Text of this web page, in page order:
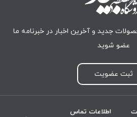
جدید و آخرین اخبار در خبرنامه ما
عضو شوید
ثبت عضویت
اطلاعات تماس